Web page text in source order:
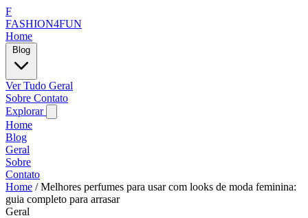
F
FASHION4FUN
Home
Ver Tudo Geral
Sobre Contato
Explorar
Home
Blog
Geral
Sobre
Contato
Home / Melhores perfumes para usar com looks de moda feminina:
guia completo para arrasar
Geral